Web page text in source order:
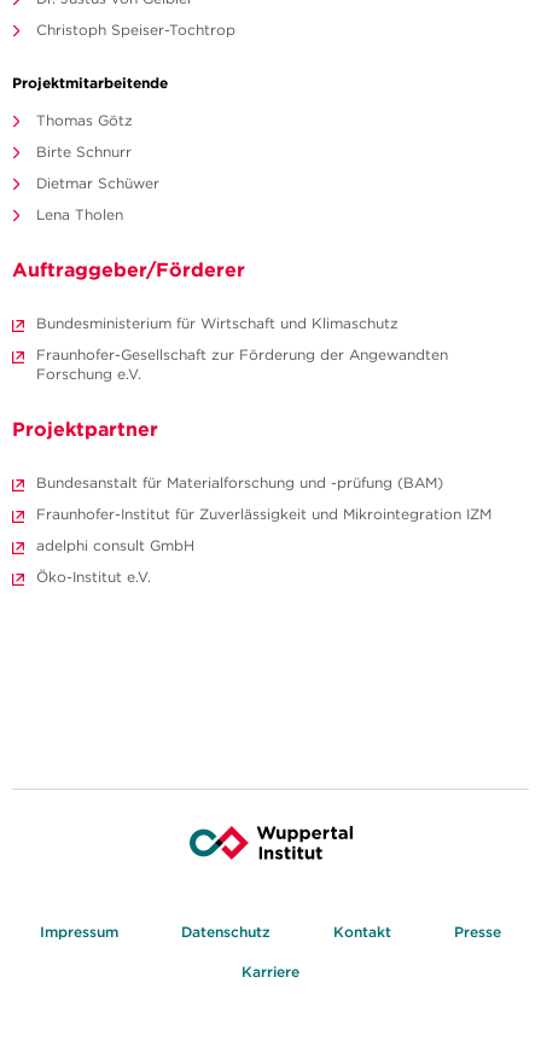
Christoph Speiser-Tochtrop
Projektmitarbeitende
Thomas Götz
Birte Schnurr
Dietmar Schüwer
Lena Tholen
Auftraggeber/Förderer
Bundesministerium für Wirtschaft und Klimaschutz
Fraunhofer-Gesellschaft zur Förderung der Angewandten
Forschung e.V.
Projektpartner
Bundesanstalt für Materialforschung und -prüfung (BAM)
Fraunhofer-Institut für Zuverlässigkeit und Mikrointegration IZM
adelphi consult GmbH
Öko-Institut e.V.
Impressum Datenschutz Kontakt Presse
Karriere